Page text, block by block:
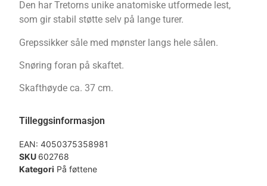
Den har Tretorns unike anatomiske utformede lest,
som gir stabil støtte selv på lange turer.
Grepssikker såle med mønster langs hele sålen.
Snøring foran på skaftet.
Skafthøyde ca. 37 cm.
Tilleggsinformasjon
EAN:4050375358981
SKU 602768
Kategori På føttene